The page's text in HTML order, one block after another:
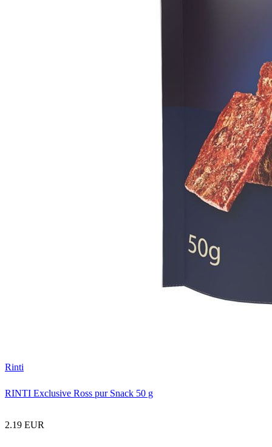
Rinti
RINTI Exclusive Ross pur Snack 50 g
2.19 EUR